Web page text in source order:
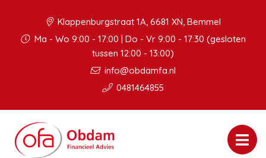
Klappenburgstraat 1A, 6681 XN, Bemmel
Ma - Wo 9:00 - 17:00 | Do - Vr 9:00 - 17:30 (gesloten
tussen 12:00 - 13:00)
info@obdamfa.nl
0481464855